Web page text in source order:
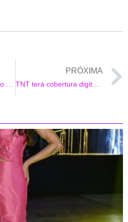
Destaque no cenário do funk, MC 2Jhow se inspira em polêmicas do seu início de sua carreira para lançar “Fofoqueiro”
PRÓXIMA
TNT terá cobertura digital do Billboard Music Awards® 2021 com a presença de Any Gabrielly